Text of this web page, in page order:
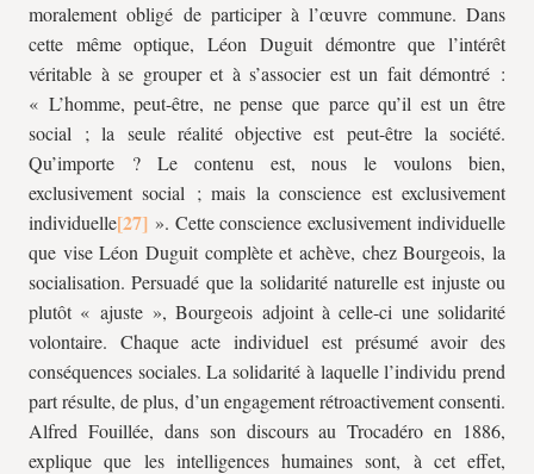
moralement obligé de participer à l’œuvre commune. Dans
cette même optique, Léon Duguit démontre que l’intérêt
véritable à se grouper et à s’associer est un fait démontré :
« L’homme, peut-être, ne pense que parce qu’il est un être
social ; la seule réalité objective est peut-être la société.
Qu’importe ? Le contenu est, nous le voulons bien,
exclusivement social ; mais la conscience est exclusivement
individuelle
». Cette conscience exclusivement individuelle
que vise Léon Duguit complète et achève, chez Bourgeois, la
socialisation. Persuadé que la solidarité naturelle est injuste ou
plutôt « ajuste », Bourgeois adjoint à celle-ci une solidarité
volontaire. Chaque acte individuel est présumé avoir des
conséquences sociales. La solidarité à laquelle l’individu prend
part résulte, de plus, d’un engagement rétroactivement consenti.
Alfred Fouillée, dans son discours au Trocadéro en 1886,
explique que les intelligences humaines sont, à cet effet,